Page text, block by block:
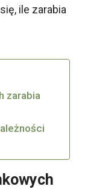
ile zarabia
zarabia